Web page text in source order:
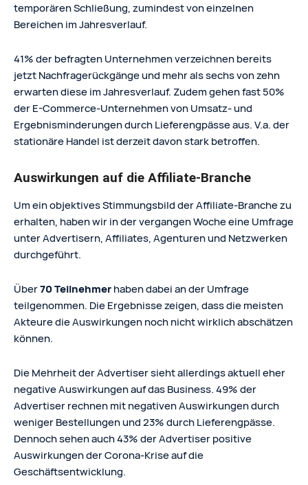
temporären Schließung, zumindest von einzelnen
Bereichen im Jahresverlauf.
41% der befragten Unternehmen verzeichnen bereits
jetzt Nachfragerückgänge und mehr als sechs von zehn
erwarten diese im Jahresverlauf. Zudem gehen fast 50%
der E-Commerce-Unternehmen von Umsatz- und
Ergebnisminderungen durch Lieferengpässe aus. V.a. der
stationäre Handel ist derzeit davon stark betroffen.
Auswirkungen auf die Affiliate-Branche
Um ein objektives Stimmungsbild der Affiliate-Branche zu
erhalten, haben wir in der vergangen Woche eine Umfrage
unter Advertisern, Affiliates, Agenturen und Netzwerken
durchgeführt.
Über70 Teilnehmerhaben dabei an der Umfrage
teilgenommen. Die Ergebnisse zeigen, dass die meisten
Akteure die Auswirkungen noch nicht wirklich abschätzen
können.
Die Mehrheit der Advertiser sieht allerdings aktuell eher
negative Auswirkungen auf das Business. 49% der
Advertiser rechnen mit negativen Auswirkungen durch
weniger Bestellungen und 23% durch Lieferengpässe.
Dennoch sehen auch 43% der Advertiser positive
Auswirkungen der Corona-Krise auf die
Geschäftsentwicklung.